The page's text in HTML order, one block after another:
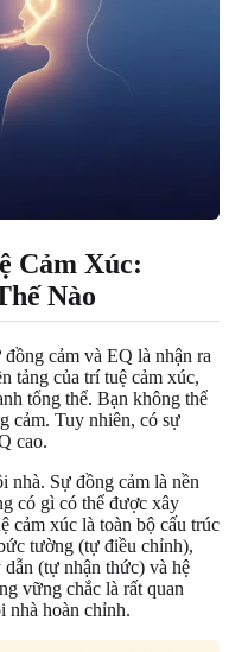
Cảm Xúc:
Nào
cảm và EQ là nhận ra
tảng của trí tuệ cảm xúc,
tổng thể. Bạn không thể
cảm. Tuy nhiên, có sự
cao.
nhà. Sự đồng cảm là nền
có gì có thể được xây
cảm xúc là toàn bộ cấu trúc
tường (tự điều chỉnh),
(tự nhận thức) và hệ
vững chắc là rất quan
nhà hoàn chỉnh.